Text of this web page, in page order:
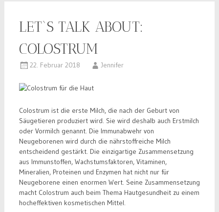
LET`S TALK ABOUT:
COLOSTRUM
22. Februar 2018 Jennifer
Colostrum ist die erste Milch, die nach der Geburt von
Säugetieren produziert wird. Sie wird deshalb auch Erstmilch
oder Vormilch genannt. Die Immunabwehr von
Neugeborenen wird durch die nährstoffreiche Milch
entscheidend gestärkt. Die einzigartige Zusammensetzung
aus Immunstoffen, Wachstumsfaktoren, Vitaminen,
Mineralien, Proteinen und Enzymen hat nicht nur für
Neugeborene einen enormen Wert. Seine Zusammensetzung
macht Colostrum auch beim Thema Hautgesundheit zu einem
hocheffektiven kosmetischen Mittel.